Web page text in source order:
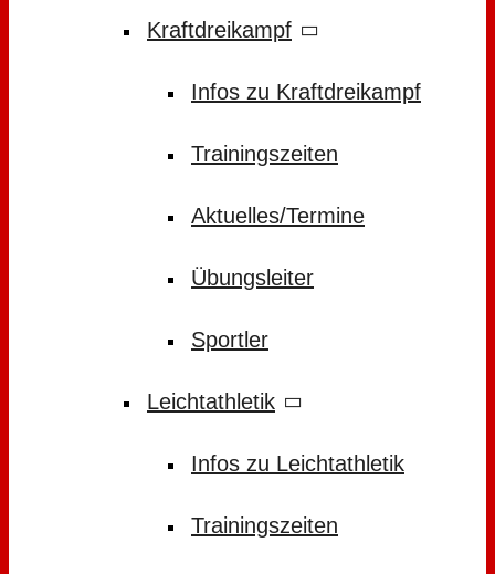
Kraftdreikampf
Infos zu Kraftdreikampf
Trainingszeiten
Aktuelles/Termine
Übungsleiter
Sportler
Leichtathletik
Infos zu Leichtathletik
Trainingszeiten